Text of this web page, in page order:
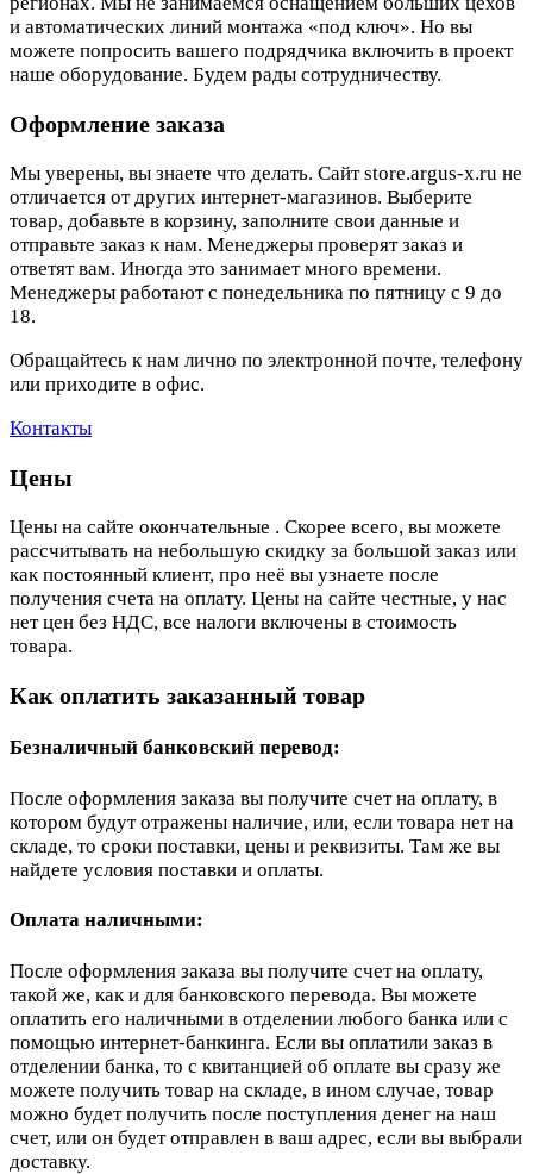
и автоматических линий монтажа «под ключ». Но вы
можете попросить вашего подрядчика включить в проект
наше оборудование. Будем рады сотрудничеству.
Оформление заказа
Мы уверены, вы знаете что делать. Сайт store.argus-x.ru не
отличается от других интернет-магазинов. Выберите
товар, добавьте в корзину, заполните свои данные и
отправьте заказ к нам. Менеджеры проверят заказ и
ответят вам. Иногда это занимает много времени.
Менеджеры работают с понедельника по пятницу с 9 до
18.
Обращайтесь к нам лично по электронной почте, телефону
или приходите в офис.
Контакты
Цены
Цены на сайте окончательные . Скорее всего, вы можете
рассчитывать на небольшую скидку за большой заказ или
как постоянный клиент, про неё вы узнаете после
получения счета на оплату. Цены на сайте честные, у нас
нет цен без НДС, все налоги включены в стоимость
товара.
Как оплатить заказанный товар
Безналичный банковский перевод:
После оформления заказа вы получите счет на оплату, в
котором будут отражены наличие, или, если товара нет на
складе, то сроки поставки, цены и реквизиты. Там же вы
найдете условия поставки и оплаты.
Оплата наличными:
После оформления заказа вы получите счет на оплату,
такой же, как и для банковского перевода. Вы можете
оплатить его наличными в отделении любого банка или с
помощью интернет-банкинга. Если вы оплатили заказ в
отделении банка, то с квитанцией об оплате вы сразу же
можете получить товар на складе, в ином случае, товар
можно будет получить после поступления денег на наш
счет, или он будет отправлен в ваш адрес, если вы выбрали
доставку.